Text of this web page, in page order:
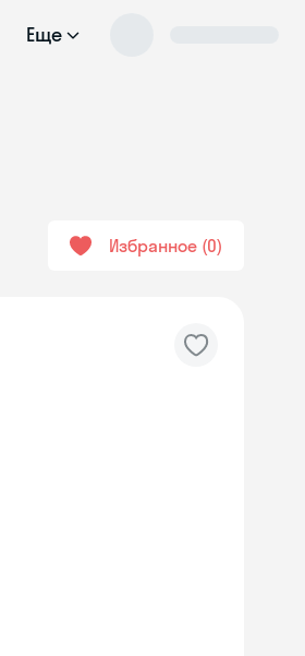
Еще
Избранное 0